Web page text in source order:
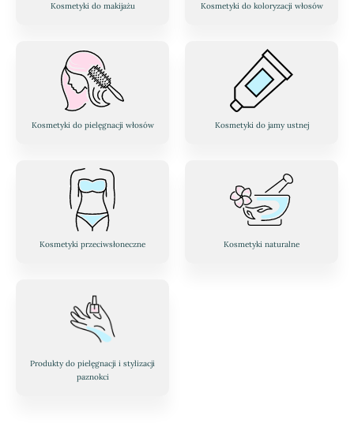
Kosmetyki do makijażu Kosmetyki do koloryzacji włosów
Kosmetyki do pielęgnacji włosów Kosmetyki do jamy ustnej
Kosmetyki przeciwsłoneczne Kosmetyki naturalne
Produkty do pielęgnacji i stylizacji
paznokci